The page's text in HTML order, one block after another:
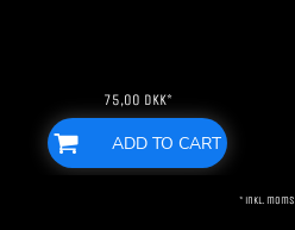
75,00 DKK*
ADD TO CART
* inkl. moms